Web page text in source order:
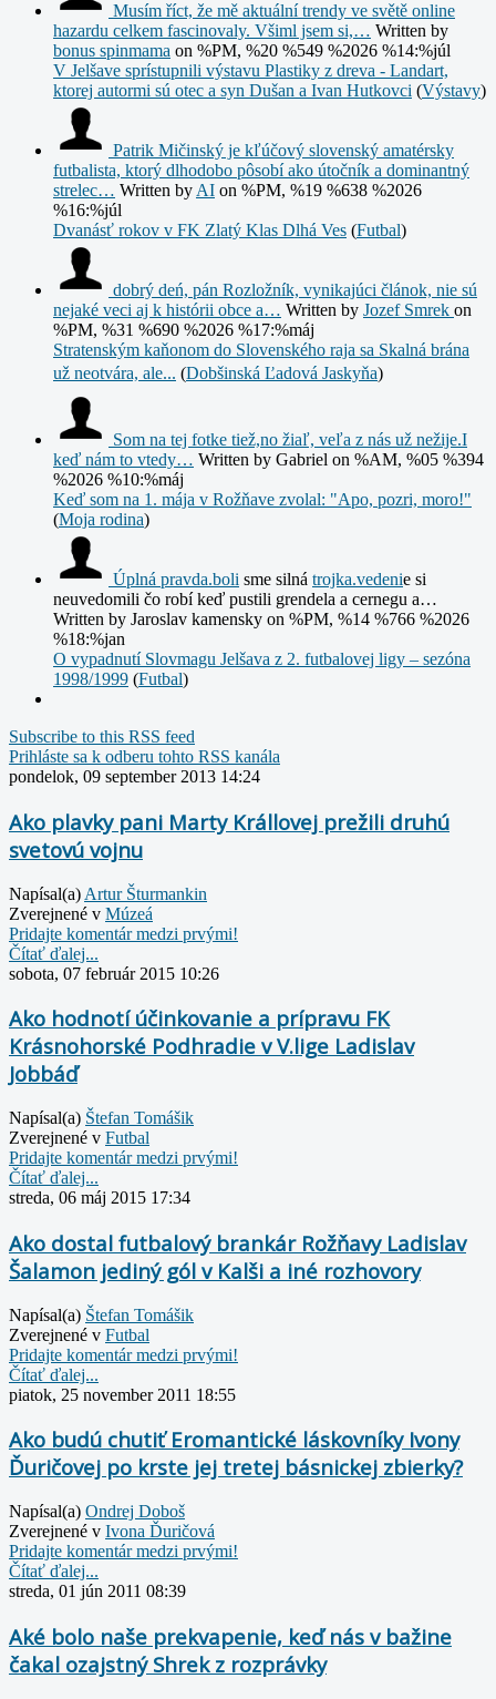
Musím říct, že mě aktuální trendy ve světě online
hazardu celkem fascinovaly. Všiml jsem si,… Written by
bonus spinmama on %PM, %20 %549 %2026 %14:%júl
V Jelšave sprístupnili výstavu Plastiky z dreva - Landart,
ktorej autormi sú otec a syn Dušan a Ivan Hutkovci (Výstavy)
Patrik Mičinský je kľúčový slovenský amatérsky
futbalista, ktorý dlhodobo pôsobí ako útočník a dominantný
strelec… Written by AI on %PM, %19 %638 %2026
%16:%júl
Dvanásť rokov v FK Zlatý Klas Dlhá Ves (Futbal)
dobrý deń, pán Rozložník, vynikajúci článok, nie sú
nejaké veci aj k histórii obce a… Written by Jozef Smrek on
%PM, %31 %690 %2026 %17:%máj
Stratenským kaňonom do Slovenského raja sa Skalná brána
už neotvára, ale... (Dobšinská Ľadová Jaskyňa)
Som na tej fotke tiež,no žiaľ, veľa z nás už nežije.I
keď nám to vtedy… Written by Gabriel on %AM, %05 %394
%2026 %10:%máj
Keď som na 1. mája v Rožňave zvolal: "Apo, pozri, moro!"
(Moja rodina)
Úplná pravda.boli sme silná trojka.vedenie si
neuvedomili čo robí keď pustili grendela a cernegu a…
Written by Jaroslav kamensky on %PM, %14 %766 %2026
%18:%jan
O vypadnutí Slovmagu Jelšava z 2. futbalovej ligy – sezóna
1998/1999 (Futbal)
Subscribe to this RSS feed
Prihláste sa k odberu tohto RSS kanála
pondelok, 09 september 2013 14:24
Ako plavky pani Marty Krállovej prežili druhú
svetovú vojnu
Napísal(a) Artur Šturmankin
Zverejnené v Múzeá
Pridajte komentár medzi prvými!
Čítať ďalej...
sobota, 07 február 2015 10:26
Ako hodnotí účinkovanie a prípravu FK
Krásnohorské Podhradie v V.lige Ladislav
Jobbáď
Napísal(a) Štefan Tomášik
Zverejnené v Futbal
Pridajte komentár medzi prvými!
Čítať ďalej...
streda, 06 máj 2015 17:34
Ako dostal futbalový brankár Rožňavy Ladislav
Šalamon jediný gól v Kalši a iné rozhovory
Napísal(a) Štefan Tomášik
Zverejnené v Futbal
Pridajte komentár medzi prvými!
Čítať ďalej...
piatok, 25 november 2011 18:55
Ako budú chutiť Eromantické láskovníky Ivony
Ďuričovej po krste jej tretej básnickej zbierky?
Napísal(a) Ondrej Doboš
Zverejnené v Ivona Ďuričová
Pridajte komentár medzi prvými!
Čítať ďalej...
streda, 01 jún 2011 08:39
Aké bolo naše prekvapenie, keď nás v bažine
čakal ozajstný Shrek z rozprávky